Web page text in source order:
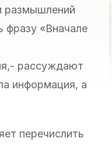
размышлений
фразу «Вначале
рассуждают
информация, а
перечислить